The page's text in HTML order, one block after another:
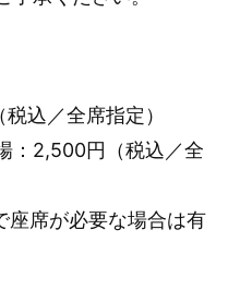
込／全席指定）
：2,500円（税込／全
座席が必要な場合は有